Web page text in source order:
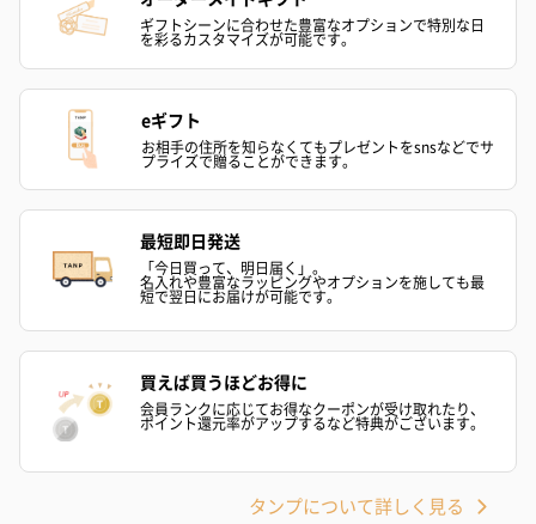
ギフトシーンに合わせた豊富なオプションで特別な日
を彩るカスタマイズが可能です。
eギフト
お相手の住所を知らなくてもプレゼントをsnsなどでサ
プライズで贈ることができます。
最短即日発送
「今日買って、明日届く」。
名入れや豊富なラッピングやオプションを施しても最
短で翌日にお届けが可能です。
買えば買うほどお得に
会員ランクに応じてお得なクーポンが受け取れたり、
ポイント還元率がアップするなど特典がございます。
タンプについて詳しく見る